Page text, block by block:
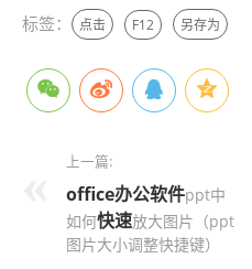
标签： 点击 F12 另存为
上一篇:
office办公软件ppt中
如何快速放大图片（ppt
图片大小调整快捷键）